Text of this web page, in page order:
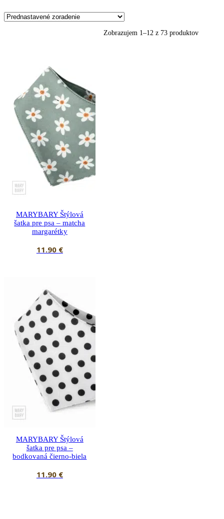
Zobrazujem 1–12 z 73 produktov
MARYBARY Štýlová
šatka pre psa – matcha
margarétky
11.90 €
MARYBARY Štýlová
šatka pre psa –
bodkovaná čierno-biela
11.90 €